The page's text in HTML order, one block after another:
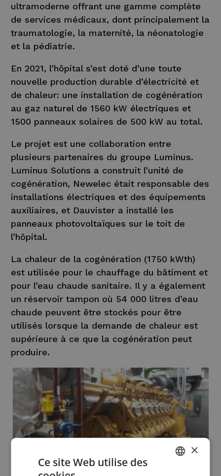
ultramoderne offrant une gamme complète
de services médicaux, dont principalement la
traumatologie, la maternité, la néonatologie
et la pédiatrie.
En 2021, l’hôpital s’est doté d’une toute
nouvelle production durable d’électricité et
de chaleur: une installation de cogénération
au gaz naturel de 1560 kW électriques et
1500 panneaux solaires de 500 kW au total.
Le projet est une collaboration entre
plusieurs partenaires du groupe Luminus.
Luminus Solutions a construit l’unité de
cogénération, Newelec était responsable des
installations électriques et des équipements
auxiliaires, et Dauvister a installé les
panneaux photovoltaïques sur le toit de
l’hôpital.
La chaleur de la cogénération (1750 kWth)
est utilisée pour le chauffage du bâtiment et
pour l’eau chaude sanitaire. Il y a également
un réservoir tampon où 54 000 litres d’eau
chaude peuvent être stockés pour être
utilisés lorsque la demande de chaleur est
supérieure à ce que la cogénération peut
produire.
×
Ce site Web utilise des